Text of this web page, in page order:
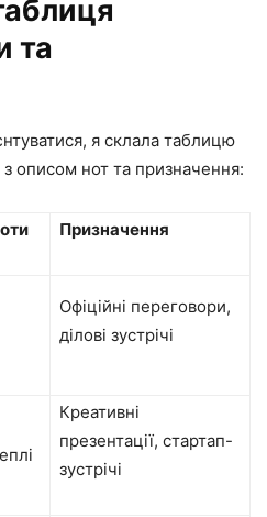
та
я склала таблицю
описом нот та призначення:
Призначення
Офіційні переговори,
ділові зустрічі
Креативні
презентації, стартап-
зустрічі